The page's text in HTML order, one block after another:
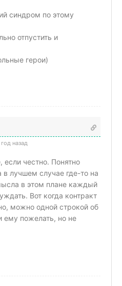
синдром по этому
отпустить и
герои)
год назад
честно. Понятно
в лучшем случае где-то на
в этом плане каждый
Вот когда контракт
можно одной строкой об
ему пожелать, но не